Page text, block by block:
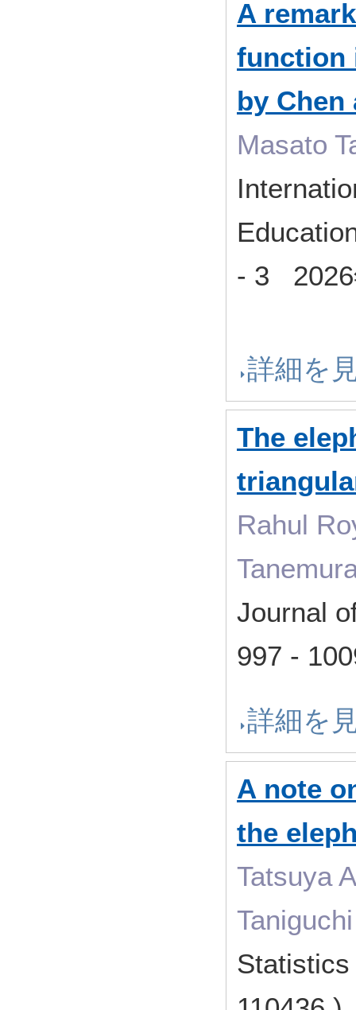
A
function
by Chen
Masato
- 3 2026
詳細を
The
Rahul
Journal
997 -
詳細を
A note
the
Tatsuya
Taniguchi